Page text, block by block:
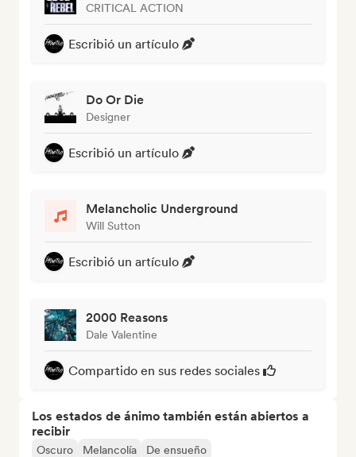
CRITICAL ACTION
Escribió un artículo
Do Or Die
Designer
Escribió un artículo
Melancholic Underground
Will Sutton
Escribió un artículo
2000 Reasons
Dale Valentine
Compartido en sus redes sociales
Los estados de ánimo también están abiertos a
recibir
Oscuro Melancolía De ensueño